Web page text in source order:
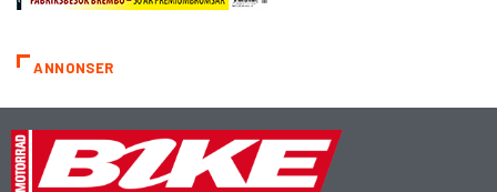
ANNONSER